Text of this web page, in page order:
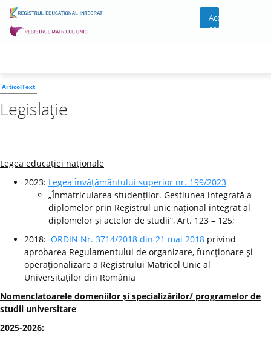
Acces
cont
ArticolText
Legislaţie
Legea educaţiei naţionale
2023: Legea ı̂nvăţământului superior nr. 199/2023
„Înmatricularea studenților. Gestiunea integrată a
diplomelor prin Registrul unic național integrat al
diplomelor și actelor de studii”, Art. 123 – 125;
2018: ORDIN Nr. 3714/2018 din 21 mai 2018 privind
aprobarea Regulamentului de organizare, funcţionare şi
operaţionalizare a Registrului Matricol Unic al
Universităţilor din România
Nomenclatoarele domeniilor şi specializărilor/ programelor de
studii universitare
2025-2026: